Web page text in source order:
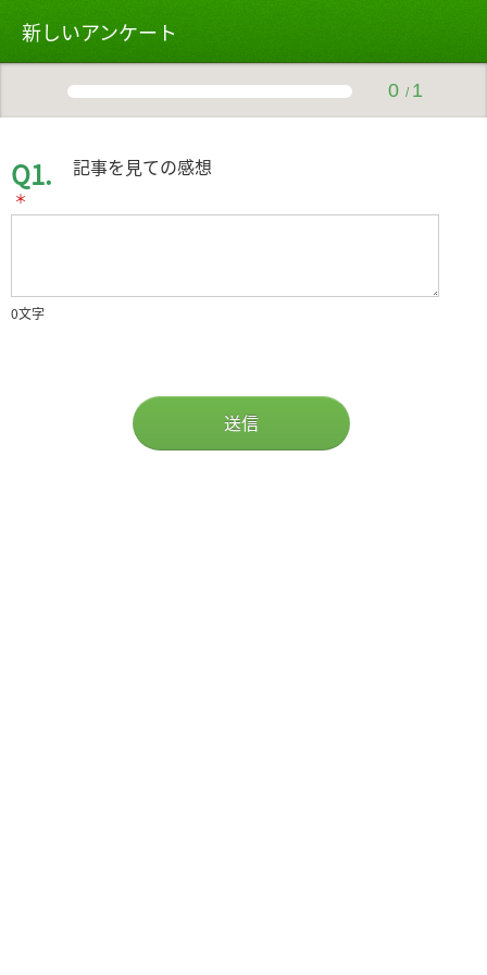
新しいアンケート
0 / 1
Q1. 記事を見ての感想
＊
0文字
送信